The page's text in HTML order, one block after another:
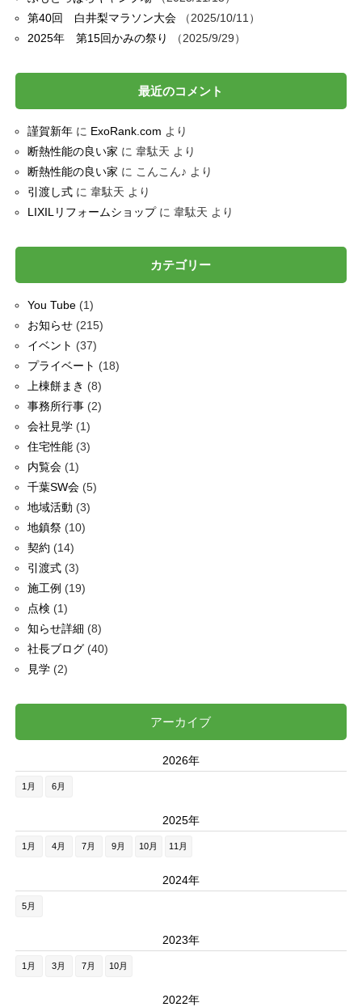
第40回 白井梨マラソン大会
2025/10/11
2025年 第15回かみの祭り
2025/9/29
最近のコメント
謹賀新年に ExoRank.com より
断熱性能の良い家 に 韋駄天 より
断熱性能の良い家 に こんこん♪ より
引渡し式に 韋駄天 より
LIXILリフォームショップに 韋駄天 より
カテゴリー
You Tube(1)
お知らせ(215)
イベント (37)
プライベート (18)
上棟餅まき (8)
事務所行事(2)
会社見学(1)
住宅性能(3)
内覧会(1)
千葉SW会(5)
地域活動 (3)
地鎮祭(10)
契約 (14)
引渡式(3)
施工例 (19)
点検 (1)
知らせ詳細 (8)
社長ブログ(40)
見学(2)
アーカイブ
2026年
1月 6月
2025年
1月 4月 7月 9月 10月 11月
2024年
5月
2023年
1月 3月 7月 10月
2022年